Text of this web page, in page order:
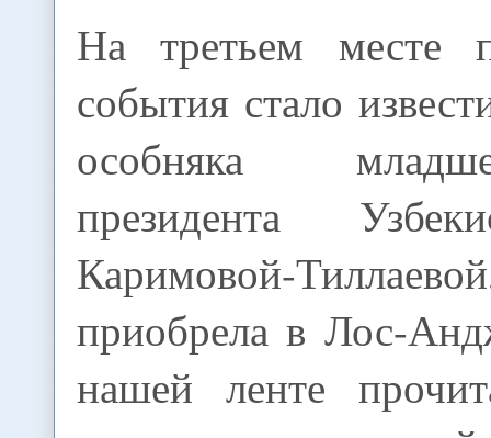
На третьем месте
события стало
особняка
президента
Каримовой-
приобрела в Лос-
нашей ленте